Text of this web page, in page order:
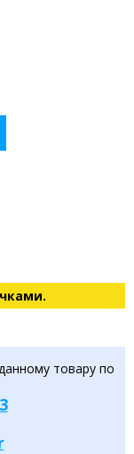
товару по